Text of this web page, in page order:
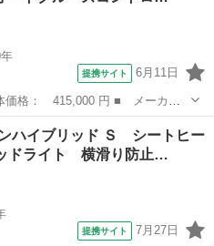
提携サイト 6月11日
■ グレード名： ロイヤルサ
トクルーズコントロール ナビ
ンハイブリッド Ｓ シートヒー
ドライト 横滑り防止…
提携サイト 7月27日